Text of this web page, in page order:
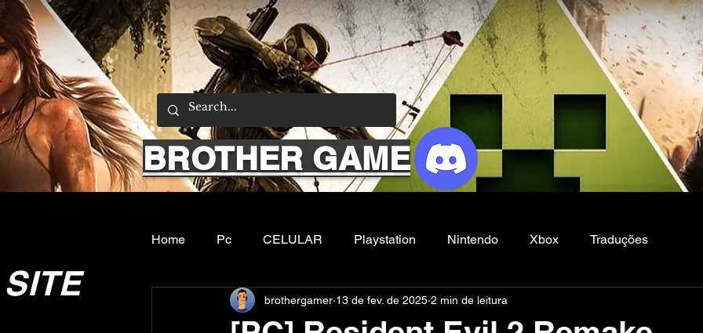
BROTHER GAME
Home Pc CELULAR Playstation Nintendo Xbox Traduções
Emuladores Sobre nos Filmes e Series Noticias
brothergamer 13 de fev. de 2025 2 min de leitura